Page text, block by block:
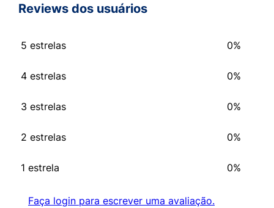
Reviews dos usuários
5 estrelas 0%
4 estrelas 0%
3 estrelas 0%
2 estrelas 0%
1 estrela 0%
Faça login para escrever uma avaliação.